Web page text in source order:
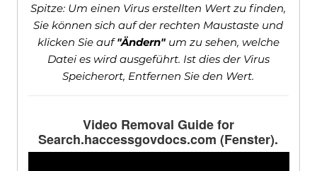
Spitze: Um einen Virus erstellten Wert zu finden,
Sie können sich auf der rechten Maustaste und
klicken Sie auf"Ändern"um zu sehen, welche
Datei es wird ausgeführt. Ist dies der Virus
Speicherort, Entfernen Sie den Wert.
Video Removal Guide for
Search.haccessgovdocs.com (Fenster).